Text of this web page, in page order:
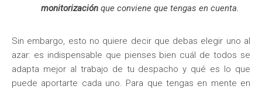
monitorización que conviene que tengas en cuenta.
Sin embargo, esto no quiere decir que debas elegir uno al
azar: es indispensable que pienses bien cuál de todos se
adapta mejor al trabajo de tu despacho y qué es lo que
puede aportarte cada uno. Para que tengas en mente en